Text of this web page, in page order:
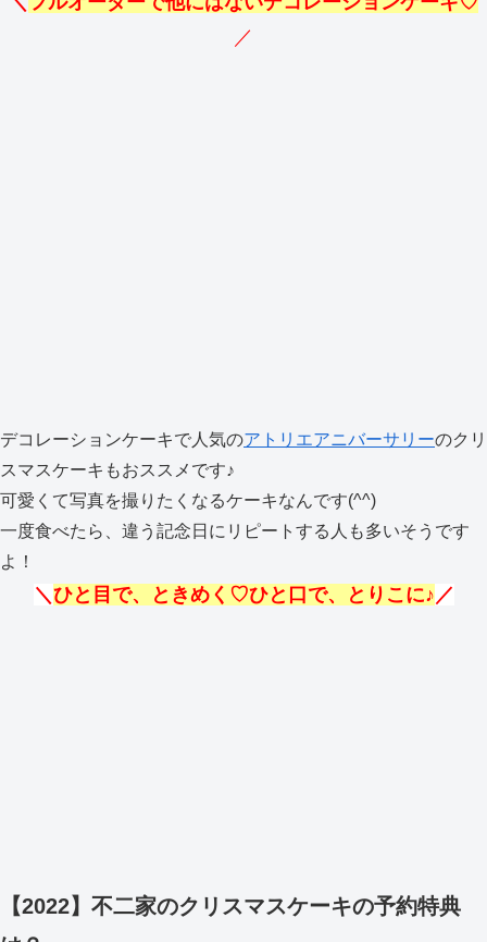
／
デコレーションケーキで人気のアトリエアニバーサリーのクリ
スマスケーキもおススメです♪
可愛くて写真を撮りたくなるケーキなんです(^^)
一度食べたら、違う記念日にリピートする人も多いそうです
よ！
＼ひと目で、ときめく♡ひと口で、とりこに♪／
【2022】不二家のクリスマスケーキの予約特典